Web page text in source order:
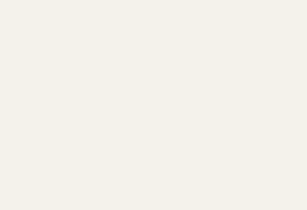
ルフ 幅90cm 高さ
型 本棚 トルフラット